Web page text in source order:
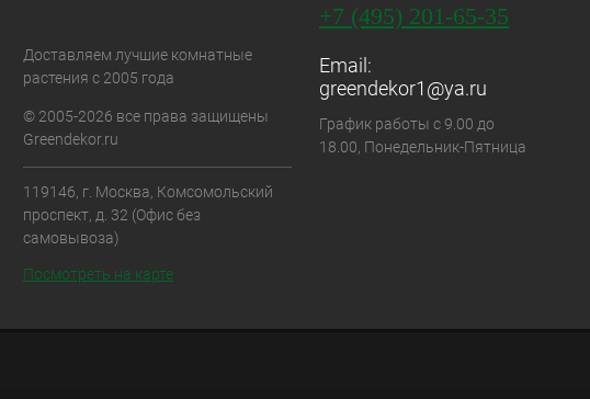
Доставляем лучшие комнатные
растения с 2005 года
© 2005-2026 все права защищены
Greendekor.ru
119146, г. Москва, Комсомольский
проспект, д. 32 (Офис без
самовывоза)
Посмотреть на карте
+7 (495) 201-65-35
Email:
greendekor1@ya.ru
График работы с 9.00 до
18.00, Понедельник-Пятница